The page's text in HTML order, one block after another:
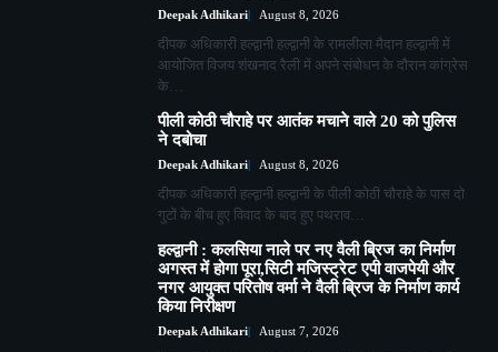
Deepak Adhikari August 8, 2026
दीपक अधिकारी हल्द्वानी हल्द्वानी के रामलीला मैदान हल्द्वानी में
आयोजित विजय शंखनाद रैली में अपने संबोधन के दौरान कांग्रेस
के…
पीली कोठी चौराहे पर आतंक मचाने वाले 20 को पुलिस
ने दबोचा
Deepak Adhikari August 8, 2026
दीपक अधिकारी हल्द्वानी हल्द्वानी के पीली कोठी चौराहे के पास दो
गुटों के बीच हुए विवाद के बाद हुए पथराव…
हल्द्वानी : कलसिया नाले पर नए वैली ब्रिज का निर्माण
अगस्त में होगा पूरा,सिटी मजिस्ट्रेट एपी वाजपेयी और
नगर आयुक्त परितोष वर्मा ने वैली ब्रिज के निर्माण कार्य
किया निरीक्षण
Deepak Adhikari August 7, 2026